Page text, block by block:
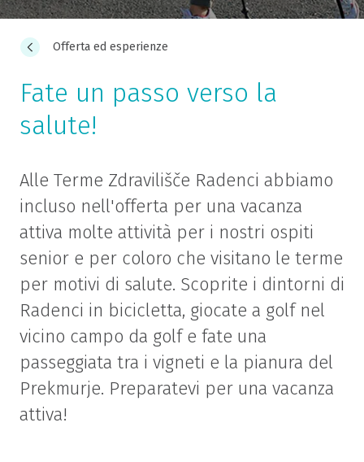
Offerta ed esperienze
Fate un passo verso la
salute!
Alle Terme Zdravilišče Radenci abbiamo
incluso nell'offerta per una vacanza
attiva molte attività per i nostri ospiti
senior e per coloro che visitano le terme
per motivi di salute. Scoprite i dintorni di
Radenci in bicicletta, giocate a golf nel
vicino campo da golf e fate una
passeggiata tra i vigneti e la pianura del
Prekmurje. Preparatevi per una vacanza
attiva!